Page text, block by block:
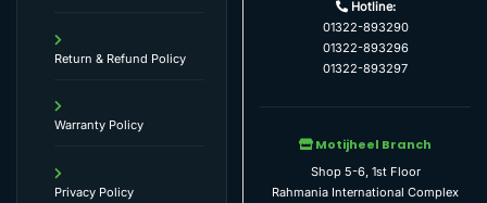
Return & Refund Policy
Warranty Policy
Privacy Policy
Hotline:
01322-893290
01322-893296
01322-893297
Motijheel Branch
Shop 5-6, 1st Floor
Rahmania International Complex